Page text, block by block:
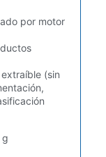
por motor
(sin
g